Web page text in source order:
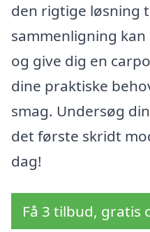
den rigtige løsning
sammenligning
og give dig en
dine praktiske
smag. Undersøg
det første skridt
dag!
Få 3 tilbud, gratis